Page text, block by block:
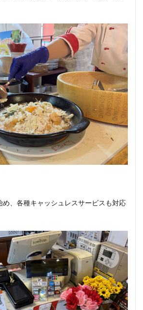
め、各種キャッシュレスサービスも対応